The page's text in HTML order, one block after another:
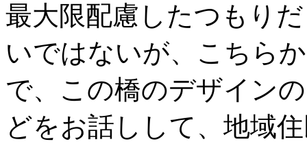
最大限配慮したつもり
いではないが、こちら
で、この橋のデザイン
どをお話しして、地域